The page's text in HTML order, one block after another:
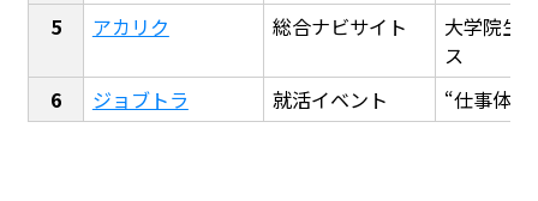
アカリク
総合ナビサイト
大学院生
ス
ジョブトラ
就活イベント “仕事体